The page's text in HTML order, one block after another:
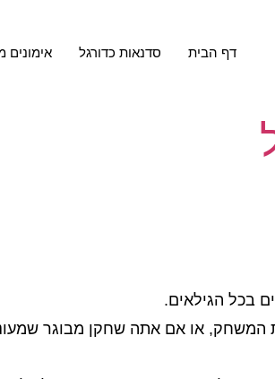
דף הבית סדנאות כדורגל אימונים
בכל הגילאים.
או אם אתה שחקן מבוגר